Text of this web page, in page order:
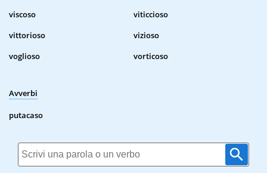
viscoso
viticcioso
vittorioso
vizioso
voglioso
vorticoso
Avverbi
putacaso